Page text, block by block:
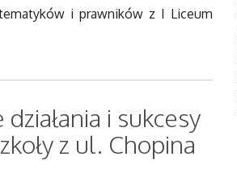
i prawników z I Liceum
i sukcesy
z ul. Chopina